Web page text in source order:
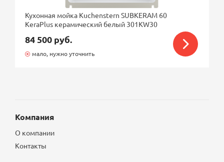
Кухонная мойка Kuchenstern SUBKERAM 60
KeraPlus керамический белый 301KW30
84 500 руб.
мало, нужно уточнить
Компания
О компании
Контакты